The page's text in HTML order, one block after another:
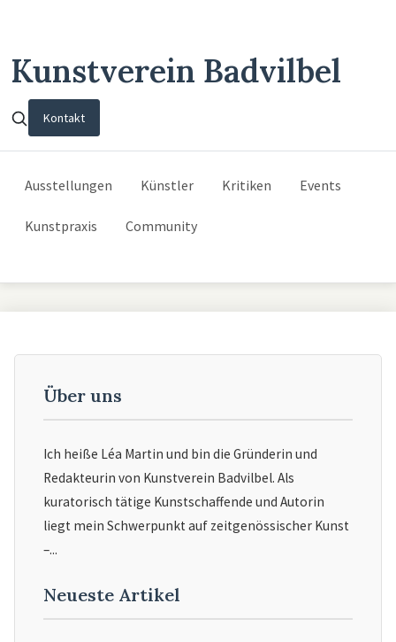
Kunstverein Badvilbel
Kontakt
Ausstellungen Künstler Kritiken Events
Kunstpraxis Community
Über uns
Ich heiße Léa Martin und bin die Gründerin und
Redakteurin von Kunstverein Badvilbel. Als
kuratorisch tätige Kunstschaffende und Autorin
liegt mein Schwerpunkt auf zeitgenössischer Kunst
–...
Neueste Artikel